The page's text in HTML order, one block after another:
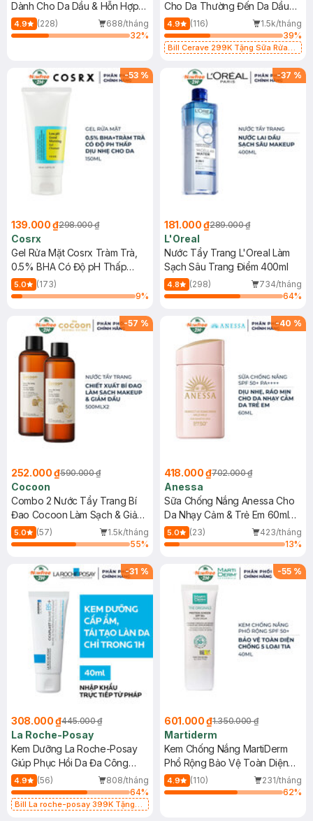
Dành Cho Da Dầu & Hỗn Hợp
500ml
4.9 (228)
688/tháng
32%
Cho Da Thường Đến Da Dầu
473ml
4.9 (116)
1.5k/tháng
39%
Bill Cerave 299K Tặng Sữa Rửa
-53 %
139.000 ₫298.000 ₫
Cosrx
Gel Rửa Mặt Cosrx Tràm Trà,
0.5% BHA Có Độ pH Thấp
150ml
5.0
(173)
9%
-37 %
181.000 ₫289.000 ₫
L'Oreal
Nước Tẩy Trang L'Oreal Làm
Sạch Sâu Trang Điểm 400ml
4.8 (298)
734/tháng
64%
-57 %
252.000 ₫590.000 ₫
Cocoon
Combo 2 Nước Tẩy Trang Bí
Đao Cocoon Làm Sạch & Giảm
Dầu 500ml
5.0 (57)
1.5k/tháng
55%
-40 %
418.000 ₫702.000 ₫
Anessa
Sữa Chống Nắng Anessa Cho
Da Nhạy Cảm & Trẻ Em 60ml
(Mới)
5.0 (23)
423/tháng
13%
-31 %
308.000 ₫445.000 ₫
La Roche-Posay
Kem Dưỡng La Roche-Posay
Giúp Phục Hồi Da Đa Công
Dụng 40ml
4.9 (56)
808/tháng
64%
Bill La roche-posay 399K Tặng
-55 %
601.000 ₫1.350.000 ₫
Martiderm
Kem Chống Nắng MartiDerm
Phổ Rộng Bảo Vệ Toàn Diện
40ml
4.9 (110)
231/tháng
62%